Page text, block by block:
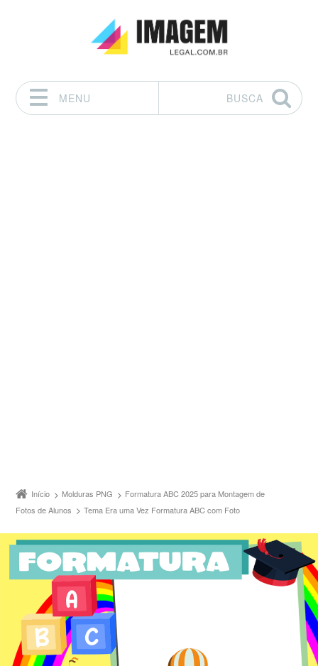
MENU
BUSCA
Início Molduras PNG
Formatura ABC 2025 para Montagem de
Fotos de Alunos
Tema Era uma Vez Formatura ABC com Foto